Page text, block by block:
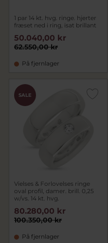
1 par 14 kt. hvg. ringe. hjerter
fræset ned i ring, isat brillant
62.550,00 kr
50.040,00 kr
På fjernlager
SALE
Vielses & Forlovelses ringe
oval profil, damer. brill. 0,25
w/vs. 14 kt. hvg.
100.350,00 kr
80.280,00 kr
På fjernlager